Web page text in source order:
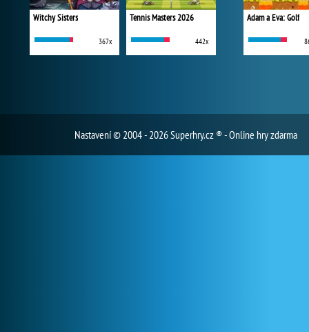
Witchy Sisters
367x
Tennis Masters 2026
442x
Adam a Eva: Golf
Nastavení© 2004 - 2026 Superhry.cz ® - Online hry zdarma